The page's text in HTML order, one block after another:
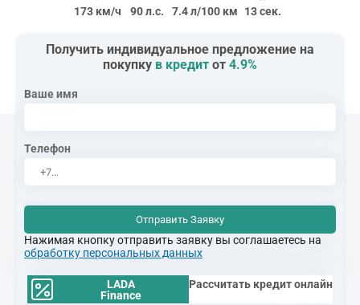
173 км/ч 90 л.с. 7.4 л/100 км 13 сек.
Получить индивидуальное предложение на
покупку в кредит от 4.9%
Ваше имя
Телефон
Отправить Заявку
Нажимая кнопку отправить заявку вы соглашаетесь на
обработку персональных данных
LADA
Finance
Рассчитать кредит онлайн